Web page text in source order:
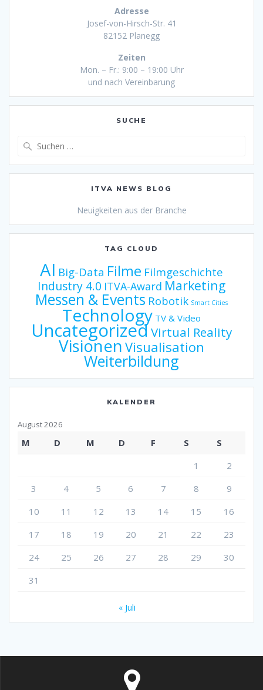
Adresse
Josef-von-Hirsch-Str. 41
82152 Planegg
Zeiten
Mon. – Fr.: 9:00 – 19:00 Uhr
und nach Vereinbarung
SUCHE
ITVA NEWS BLOG
Neuigkeiten aus der Branche
TAG CLOUD
AI Big-Data Filme Filmgeschichte
Industry 4.0 ITVA-Award Marketing
Messen & Events Robotik Smart Cities
Technology TV & Video
UncategorizedVirtual Reality
Visionen Visualisation
Weiterbildung
KALENDER
August 2026
M D M D F S
S
1
2
3
4 5 6 7 8
9
10
11 12 13 14 15
16
17
18 19 20 21 22
23
24
25 26 27 28 29
30
31
« Juli